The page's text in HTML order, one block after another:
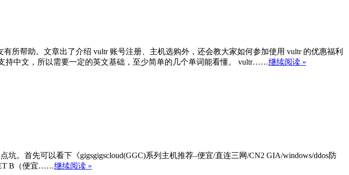
所帮助。文章出了介绍 vultr 账号注册、主机选购外，还会教大家如何参加使用 vultr 的优惠福利
持中文，所以需要一定的英文基础，至少简单的几个单词能看懂。 vultr……继续阅读 »
。首先可以看下《gigsgigscloud(GGC)系列主机推荐–便宜/直连三网/CN2 GIA/windows/ddos防
B（便宜……继续阅读 »